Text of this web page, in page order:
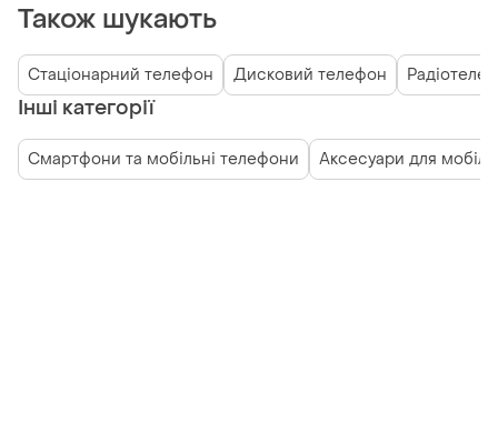
Також шукають
Стаціонарний телефон Дисковий телефон
Інші категорії
Смартфони та мобільні телефони Аксесуари для